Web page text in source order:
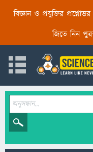
বিজ্ঞান ও প্রযুক্তির
জিতে নিন